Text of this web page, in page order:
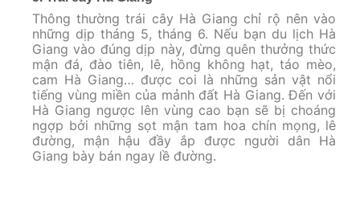
Thông thường trái cây Hà Giang chỉ rộ nên vào
những dịp tháng 5, tháng 6. Nếu bạn du lịch Hà
Giang vào đúng dịp này, đừng quên thưởng thức
mận đá, đào tiên, lê, hồng không hạt, táo mèo,
cam Hà Giang… được coi là những sản vật nổi
tiếng vùng miền của mảnh đất Hà Giang. Đến với
Hà Giang ngược lên vùng cao bạn sẽ bị choáng
ngợp bởi những sọt mận tam hoa chín mọng, lê
đường, mận hậu đầy ắp được người dân Hà
Giang bày bán ngay lề đường.